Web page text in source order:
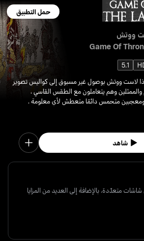
حمل التطبيق
ووتش
Game Of
5.1
ذا لاست ووتش بوصول غير مسبوق إلى كواليس تصوير
وهم يتعاملون مع الطقس القاسي ،
، ومعجبين متحمس دائمًا متعطش لأي معلومة .
شاهد
متعدّدة، بالإضافة إلى العديد من المزايا